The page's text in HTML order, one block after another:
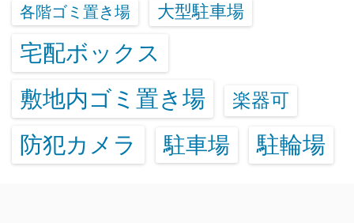
各階ゴミ置き場 大型駐車場
宅配ボックス
敷地内ゴミ置き場
楽器可
防犯カメラ 駐車場 駐輪場